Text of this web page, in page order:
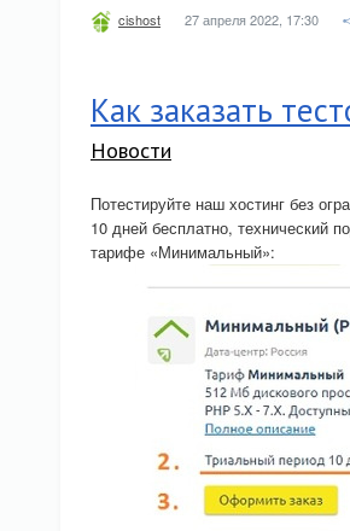
cishost 27 апреля 2022, 17:30
Как заказать
Новости
Потестируйте наш хостинг без
10 дней бесплатно, технический
тарифе «Минимальный»: